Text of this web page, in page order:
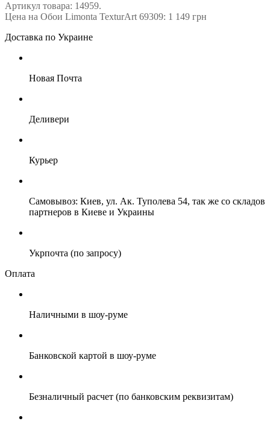
Артикул товара: 14959.
Цена на Обои Limonta TexturArt 69309: 1 149 грн
Доставка по Украине
Новая Почта
Деливери
Курьер
Самовывоз: Киев, ул. Ак. Туполева 54, так же со складов
партнеров в Киеве и Украины
Укрпочта (по запросу)
Оплата
Наличными в шоу-руме
Банковской картой в шоу-руме
Безналичный расчет (по банковским реквизитам)